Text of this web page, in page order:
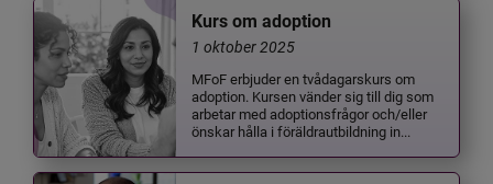
Kurs om adoption
1 oktober 2025
MFoF erbjuder en tvådagarskurs om
adoption. Kursen vänder sig till dig som
arbetar med adoptionsfrågor och/eller
önskar hålla i föräldrautbildning in...